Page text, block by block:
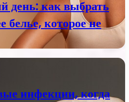
день: как выбрать
которое не
инфекции, когда